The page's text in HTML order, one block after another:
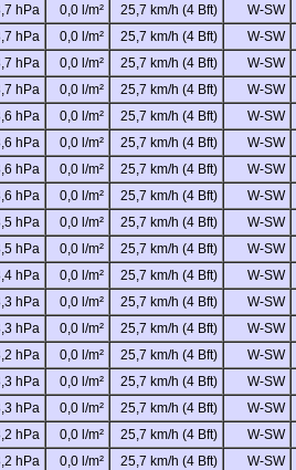
hPa 0,0 l/m² 25,7 km/h (4 Bft) W-SW
hPa 0,0 l/m² 25,7 km/h (4 Bft) W-SW
hPa 0,0 l/m² 25,7 km/h (4 Bft) W-SW
hPa 0,0 l/m² 25,7 km/h (4 Bft) W-SW
hPa 0,0 l/m² 25,7 km/h (4 Bft) W-SW
hPa 0,0 l/m² 25,7 km/h (4 Bft) W-SW
hPa 0,0 l/m² 25,7 km/h (4 Bft) W-SW
hPa 0,0 l/m² 25,7 km/h (4 Bft) W-SW
hPa 0,0 l/m² 25,7 km/h (4 Bft) W-SW
hPa 0,0 l/m² 25,7 km/h (4 Bft) W-SW
hPa 0,0 l/m² 25,7 km/h (4 Bft) W-SW
hPa 0,0 l/m² 25,7 km/h (4 Bft) W-SW
hPa 0,0 l/m² 25,7 km/h (4 Bft) W-SW
hPa 0,0 l/m² 25,7 km/h (4 Bft) W-SW
hPa 0,0 l/m² 25,7 km/h (4 Bft) W-SW
hPa 0,0 l/m² 25,7 km/h (4 Bft) W-SW
hPa 0,0 l/m² 25,7 km/h (4 Bft) W-SW
hPa 0,0 l/m² 25,7 km/h (4 Bft) W-SW